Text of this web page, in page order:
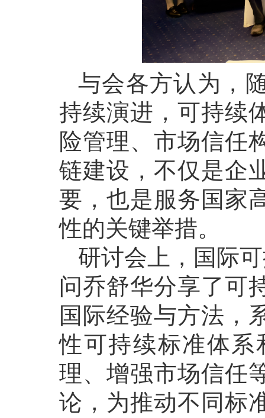
与会各方认为，
持续演进，可持续
险管理、市场信任
链建设，不仅是企
要，也是服务国家
性的关键举措。
研讨会上，国际
问乔舒华分享了可
国际经验与方法，
性可持续标准体
理、增强市场信任
论，为推动不同标